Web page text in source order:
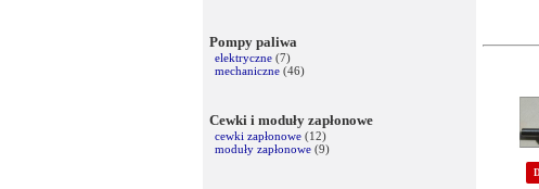
Pompy paliwa
elektryczne (7)
mechaniczne (46)
Cewki i moduły zapłonowe
cewki zapłonowe (12)
moduły zapłonowe (9)